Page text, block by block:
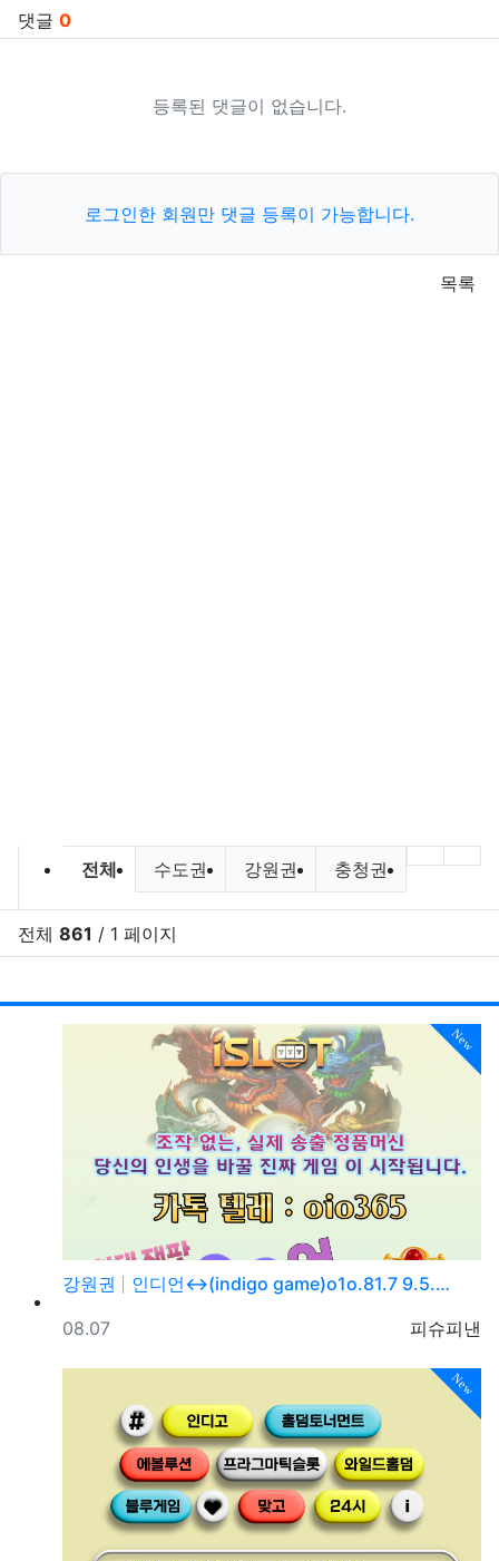
댓글 0
등록된 댓글이 없습니다.
로그인한 회원만 댓글 등록이 가능합니다.
목록
바다낚시,원투낚시,배낚시 포인트
전체 수도권 강원권 충청권 전라권
이전 분
다
전체 861 / 1 페이지
New
강원권
인디언↔(indigo game)o1o.81.7 9.5.…
등록자
피슈피낸
등록일
08.07
New